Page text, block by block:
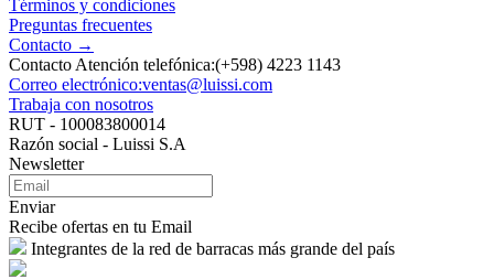
Términos y condiciones
Preguntas frecuentes
Contacto →
Contacto Atención telefónica:(+598) 4223 1143
Correo electrónico:ventas@luissi.com
Trabaja con nosotros
RUT - 100083800014
Razón social - Luissi S.A
Newsletter
Enviar
Recibe ofertas en tu Email
Integrantes de la red de barracas más grande del país